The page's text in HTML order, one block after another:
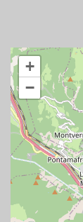
+
−